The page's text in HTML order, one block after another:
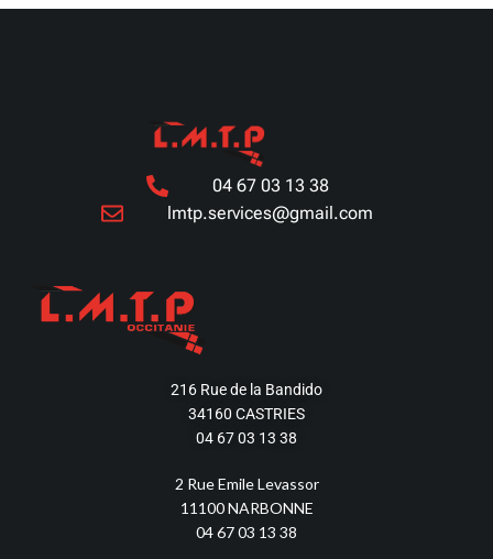
04 67 03 13 38
lmtp.services@gmail.com
216 Rue de la Bandido
34160 CASTRIES
04 67 03 13 38
2 Rue Emile Levassor
11100 NARBONNE
04 67 03 13 38